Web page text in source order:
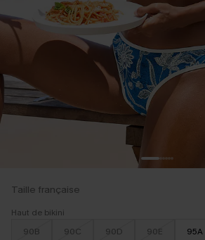
Taille française
Haut de bikini
90B
90C 90D 90E 95A